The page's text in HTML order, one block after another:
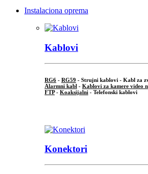
Instalaciona oprema
Kablovi
RG6 - RG59 - Strujni kablovi - Kabl za
Alarmni kabl - Kablovi za kamere video
FTP- Koaksijalni - Telefonski kablovi
Konektori